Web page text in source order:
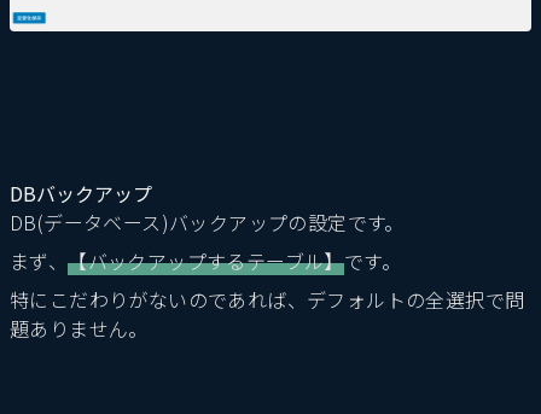
DBバックアップ
DB(データベース)バックアップの設定です。
まず、【バックアップするテーブル】です。
特にこだわりがないのであれば、デフォルトの全選択で問
題ありません。